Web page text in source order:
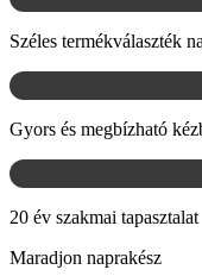
Széles termékválaszték
Gyors és megbízható
20 év szakmai tapasztalat
Maradjon naprakész